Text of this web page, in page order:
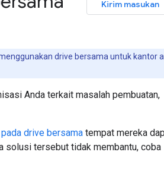
Kirim masukan
drive bersama untuk kantor
Anda terkait masalah pembuatan,
drive bersama tempat mereka
solusi tersebut tidak membantu, coba